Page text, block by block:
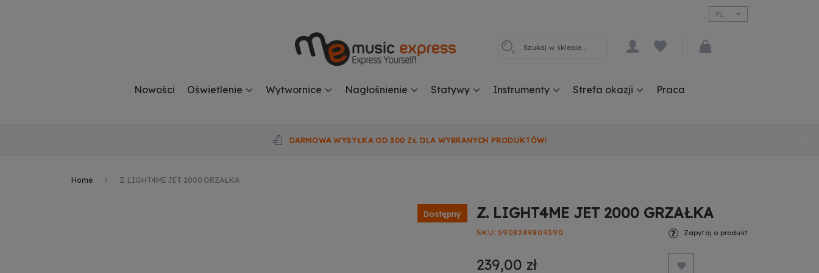
PL
Nowości Oświetlenie Wytwornice Nagłośnienie Statywy Instrumenty Strefa okazji Praca
DARMOWA WYSYŁKA OD 300 ZŁ DLA WYBRANYCH PRODUKTÓW!
Home Z. LIGHT4ME JET 2000 GRZAŁKA
Dostępny Z. LIGHT4ME JET 2000 GRZAŁKA
SKU 5908249809390
239,00 zł
Zapytaj o produkt